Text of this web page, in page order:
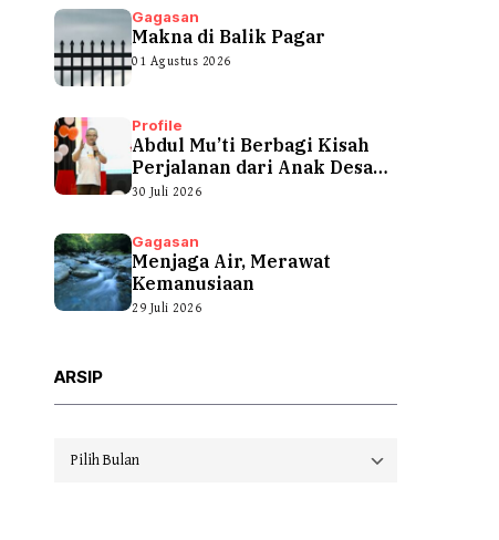
Gagasan
Makna di Balik Pagar
01 Agustus 2026
Profile
Abdul Mu’ti Berbagi Kisah
Perjalanan dari Anak Desa
hingga...
30 Juli 2026
Gagasan
Menjaga Air, Merawat
Kemanusiaan
29 Juli 2026
ARSIP
Arsip